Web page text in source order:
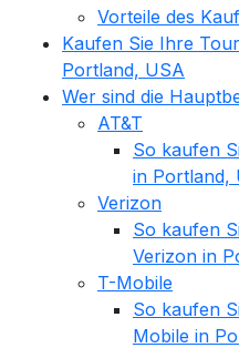
Vorteile des
Kaufen Sie Ihre
Portland, USA
Wer sind die
AT&T
So kaufen
in Portland,
Verizon
So kaufen
Verizon in
T-Mobile
So kaufen
Mobile in